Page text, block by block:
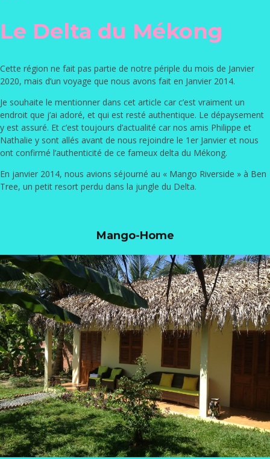
Le Delta du Mékong
Cette région ne fait pas partie de notre périple du mois de Janvier
2020, mais d’un voyage que nous avons fait en Janvier 2014.
Je souhaite le mentionner dans cet article car c’est vraiment un
endroit que j’ai adoré, et qui est resté authentique. Le dépaysement
y est assuré. Et c’est toujours d’actualité car nos amis Philippe et
Nathalie y sont allés avant de nous rejoindre le 1er Janvier et nous
ont confirmé l’authenticité de ce fameux delta du Mékong.
En janvier 2014, nous avions séjourné au « Mango Riverside » à Ben
Tree, un petit resort perdu dans la jungle du Delta.
Mango-Home